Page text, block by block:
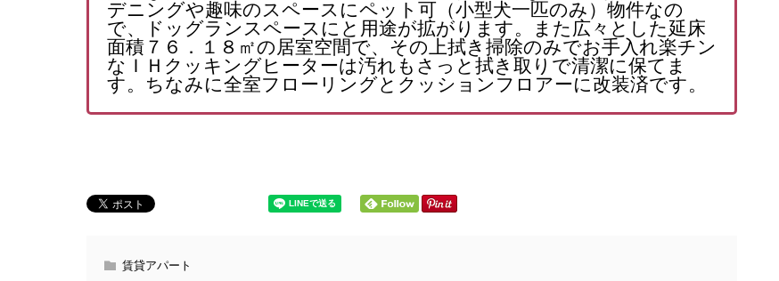
デニングや趣味のスペースにペット可（小型犬一匹のみ）物件なの
で、ドッグランスペースにと用途が拡がります。また広々とした延床
面積７６．１８㎡の居室空間で、その上拭き掃除のみでお手入れ楽チン
なＩＨクッキングヒーターは汚れもさっと拭き取りで清潔に保てま
す。ちなみに全室フローリングとクッションフロアーに改装済です。
賃貸アパート